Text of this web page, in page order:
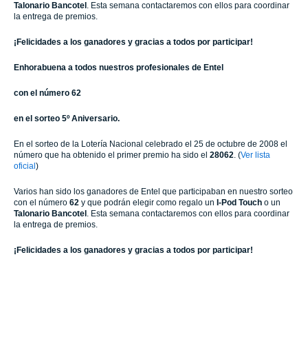
Talonario Bancotel . Esta semana contactaremos con ellos para coordinar
la entrega de premios.
¡Felicidades a los ganadores y gracias a todos por participar!
Enhorabuena a todos nuestros profesionales de Entel
con el número 62
en el sorteo 5º Aniversario.
En el sorteo de la Lotería Nacional celebrado el 25 de octubre de 2008 el
número que ha obtenido el primer premio ha sido el 28062. (Ver lista
oficial )
Varios han sido los ganadores de Entel que participaban en nuestro sorteo
con el número 62 y que podrán elegir como regalo un I-Pod Touch o un
Talonario Bancotel . Esta semana contactaremos con ellos para coordinar
la entrega de premios.
¡Felicidades a los ganadores y gracias a todos por participar!